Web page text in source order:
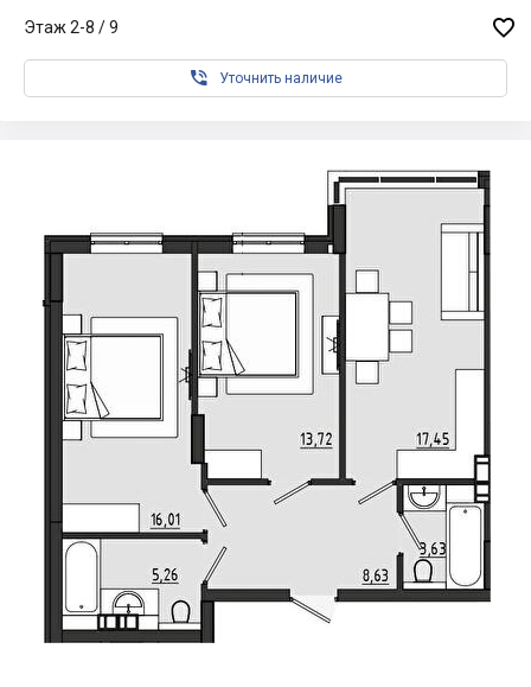
Этаж 2-8 / 9 
 Уточнить наличие